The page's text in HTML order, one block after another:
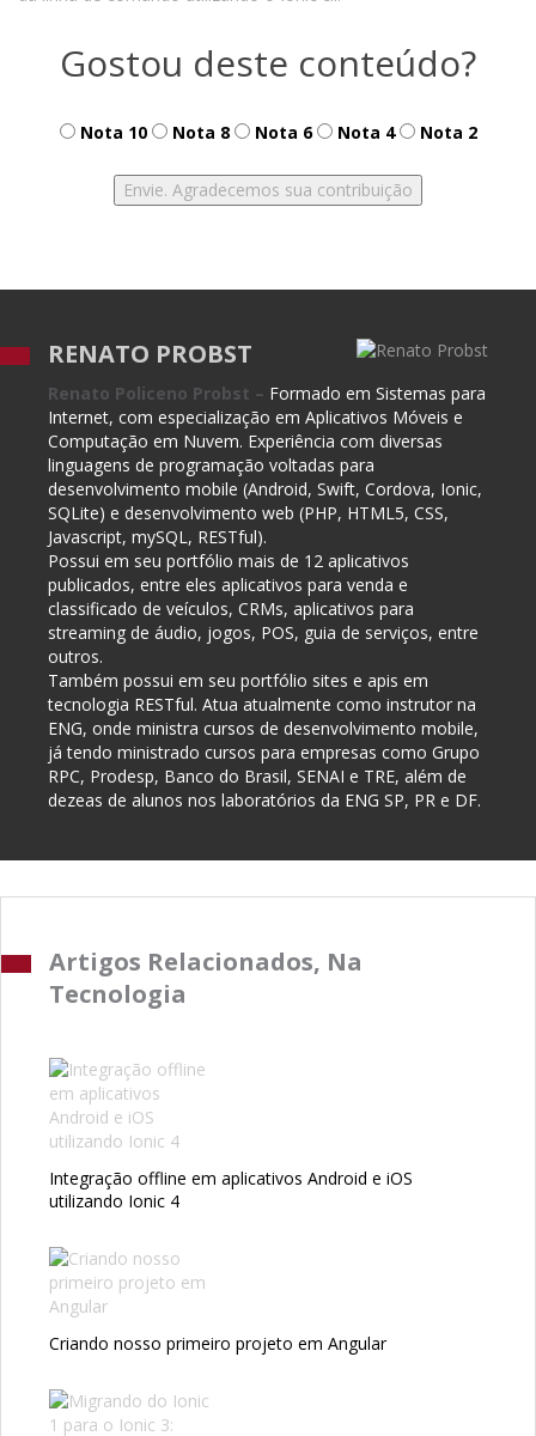
Gostou deste conteúdo?
Nota 10 Nota 8 Nota 6 Nota 4 Nota 2
RENATO PROBST
Renato Policeno Probst – Formado em Sistemas para
Internet, com especialização em Aplicativos Móveis e
Computação em Nuvem. Experiência com diversas
linguagens de programação voltadas para
desenvolvimento mobile (Android, Swift, Cordova, Ionic,
SQLite) e desenvolvimento web (PHP, HTML5, CSS,
Javascript, mySQL, RESTful).
Possui em seu portfólio mais de 12 aplicativos
publicados, entre eles aplicativos para venda e
classificado de veículos, CRMs, aplicativos para
streaming de áudio, jogos, POS, guia de serviços, entre
outros.
Também possui em seu portfólio sites e apis em
tecnologia RESTful. Atua atualmente como instrutor na
ENG, onde ministra cursos de desenvolvimento mobile,
já tendo ministrado cursos para empresas como Grupo
RPC, Prodesp, Banco do Brasil, SENAI e TRE, além de
dezeas de alunos nos laboratórios da ENG SP, PR e DF.
Artigos Relacionados, Na
Tecnologia
Integração offline em aplicativos Android e iOS
utilizando Ionic 4
Criando nosso primeiro projeto em Angular